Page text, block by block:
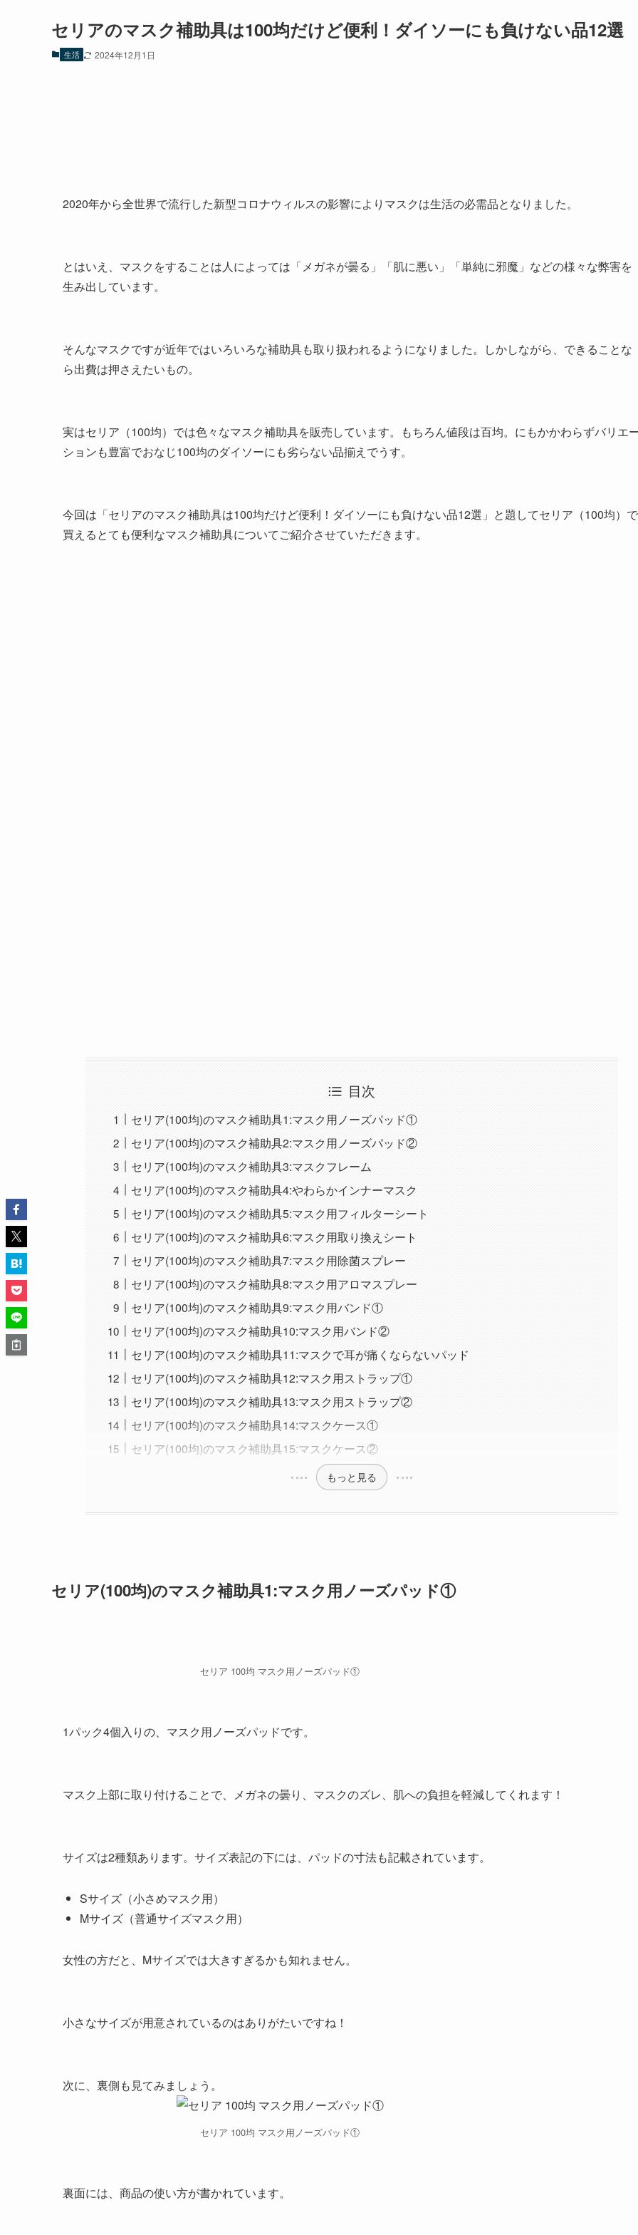
セリアのマスク補助具は100均だけど便利！ダイソーにも負けない品12選
生活 2024年12月1日
2020年から全世界で流行した新型コロナウィルスの影響によりマスクは生活の必需品となりました。
とはいえ、マスクをすることは人によっては「メガネが曇る」「肌に悪い」「単純に邪魔」などの様々な弊害を
生み出しています。
そんなマスクですが近年ではいろいろな補助具も取り扱われるようになりました。しかしながら、できることな
ら出費は押さえたいもの。
実はセリア（100均）では色々なマスク補助具を販売しています。もちろん値段は百均。にもかかわらずバリエ
ションも豊富でおなじ100均のダイソーにも劣らない品揃えでうす。
今回は「セリアのマスク補助具は100均だけど便利！ダイソーにも負けない品12選」と題してセリア（100均）で
買えるとても便利なマスク補助具についてご紹介させていただきます。
目次
セリア(100均)のマスク補助具1:マスク用ノーズパッド①
セリア(100均)のマスク補助具2:マスク用ノーズパッド②
セリア(100均)のマスク補助具3:マスクフレーム
セリア(100均)のマスク補助具4:やわらかインナーマスク
セリア(100均)のマスク補助具5:マスク用フィルターシート
セリア(100均)のマスク補助具6:マスク用取り換えシート
セリア(100均)のマスク補助具7:マスク用除菌スプレー
セリア(100均)のマスク補助具8:マスク用アロマスプレー
セリア(100均)のマスク補助具9:マスク用バンド①
セリア(100均)のマスク補助具10:マスク用バンド②
セリア(100均)のマスク補助具11:マスクで耳が痛くならないパッド
セリア(100均)のマスク補助具12:マスク用ストラップ①
セリア(100均)のマスク補助具13:マスク用ストラップ②
セリア(100均)のマスク補助具14:マスクケース①
セリア(100均)のマスク補助具15:マスクケース②
もっと見る
セリア(100均)のマスク補助具1:マスク用ノーズパッド①
セリア 100均 マスク用ノーズパッド①
1パック4個入りの、マスク用ノーズパッドです。
マスク上部に取り付けることで、メガネの曇り、マスクのズレ、肌への負担を軽減してくれます！
サイズは2種類あります。サイズ表記の下には、パッドの寸法も記載されています。
Sサイズ（小さめマスク用）
Mサイズ（普通サイズマスク用）
女性の方だと、Mサイズでは大きすぎるかも知れません。
小さなサイズが用意されているのはありがたいですね！
次に、裏側も見てみましょう。
セリア 100均 マスク用ノーズパッド①
裏面には、商品の使い方が書かれています。